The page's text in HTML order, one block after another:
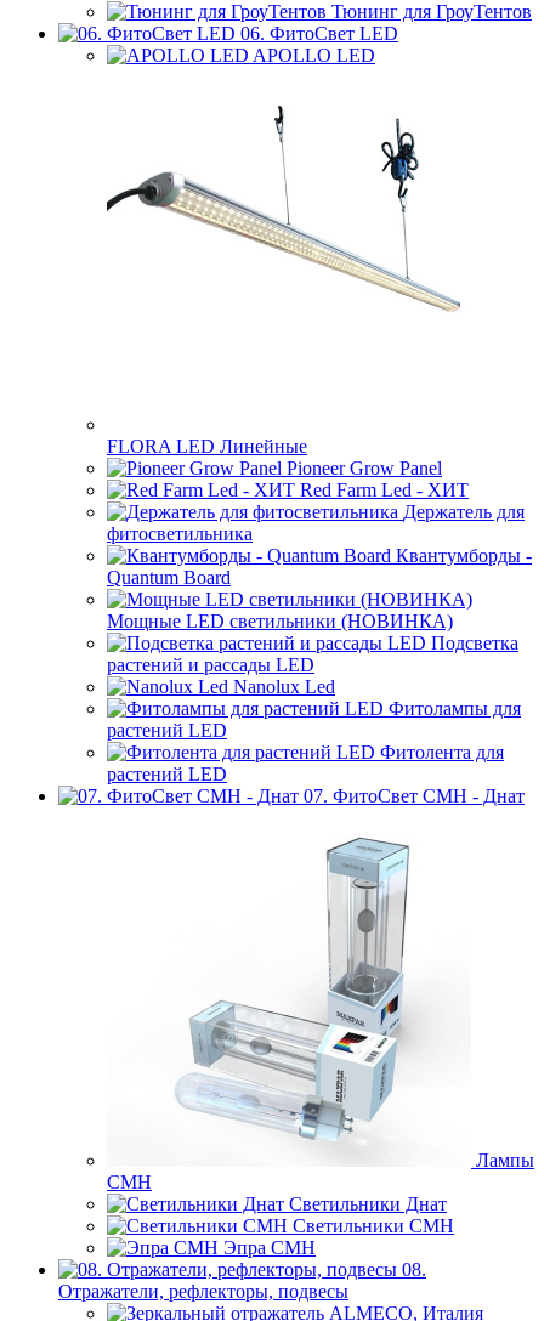
Тюнинг для ГроуТентов
06. ФитоСвет LED
APOLLO LED
FLORA LED Линейные
Pioneer Grow Panel
Red Farm Led - ХИТ
Держатель для
фитосветильника
Квантумборды -
Quantum Board
Мощные LED светильники (НОВИНКА)
Подсветка
растений и рассады LED
Nanolux Led
Фитолампы для
растений LED
Фитолента для
растений LED
07. ФитоСвет CMH - Днат
Лампы
СМН
Светильники Днат
Светильники СМН
Эпра СМН
08.
Отражатели, рефлекторы, подвесы